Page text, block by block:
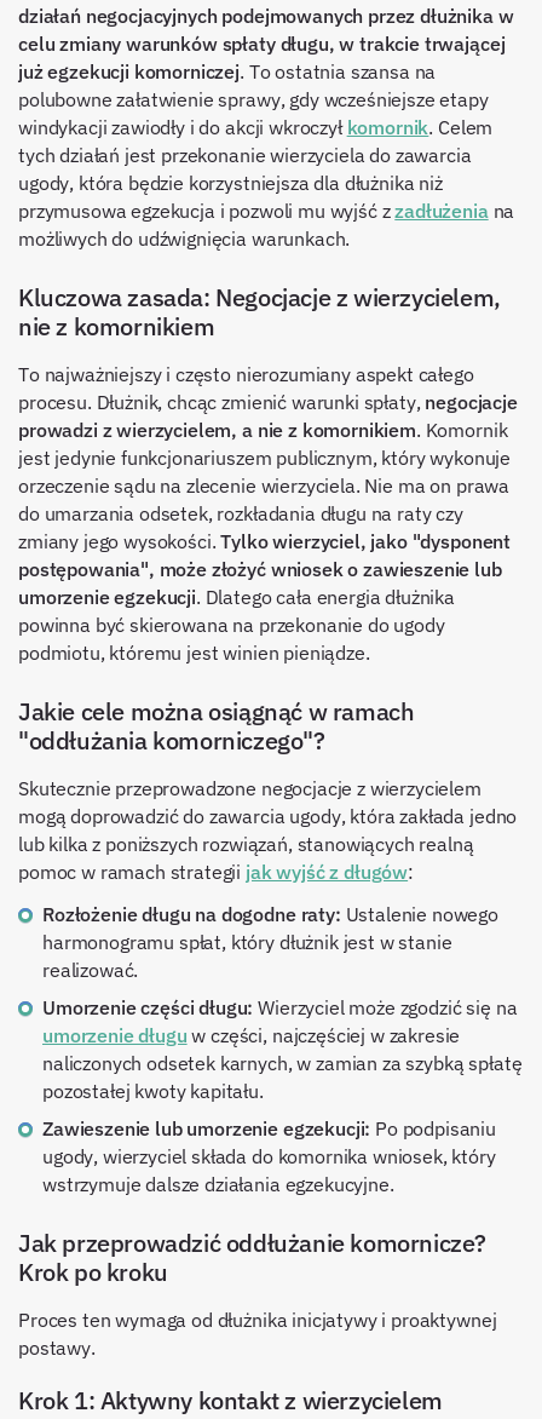
działań negocjacyjnych podejmowanych przez dłużnika w
celu zmiany warunków spłaty długu, w trakcie trwającej
już egzekucji komorniczej. To ostatnia szansa na
polubowne załatwienie sprawy, gdy wcześniejsze etapy
windykacji zawiodły i do akcji wkroczył komornik. Celem
tych działań jest przekonanie wierzyciela do zawarcia
ugody, która będzie korzystniejsza dla dłużnika niż
przymusowa egzekucja i pozwoli mu wyjść zzadłużeniana
możliwych do udźwignięcia warunkach.
Kluczowa zasada: Negocjacje z wierzycielem,
nie z komornikiem
To najważniejszy i często nierozumiany aspekt całego
procesu. Dłużnik, chcąc zmienić warunki spłaty, negocjacje
prowadzi z wierzycielem, a nie z komornikiem. Komornik
jest jedynie funkcjonariuszem publicznym, który wykonuje
orzeczenie sądu na zlecenie wierzyciela. Nie ma on prawa
do umarzania odsetek, rozkładania długu na raty czy
zmiany jego wysokości.Tylko wierzyciel, jako "dysponent
postępowania", może złożyć wniosek o zawieszenie lub
umorzenie egzekucji. Dlatego cała energia dłużnika
powinna być skierowana na przekonanie do ugody
podmiotu, któremu jest winien pieniądze.
Jakie cele można osiągnąć w ramach
"oddłużania komorniczego"?
Skutecznie przeprowadzone negocjacje z wierzycielem
mogą doprowadzić do zawarcia ugody, która zakłada jedno
lub kilka z poniższych rozwiązań, stanowiących realną
pomoc w ramach strategii jak wyjść z długów:
Rozłożenie długu na dogodne raty: Ustalenie nowego
harmonogramu spłat, który dłużnik jest w stanie
realizować.
Umorzenie części długu: Wierzyciel może zgodzić się na
umorzenie długu w części, najczęściej w zakresie
naliczonych odsetek karnych, w zamian za szybką spłatę
pozostałej kwoty kapitału.
Zawieszenie lub umorzenie egzekucji: Po podpisaniu
ugody, wierzyciel składa do komornika wniosek, który
wstrzymuje dalsze działania egzekucyjne.
Jak przeprowadzić oddłużanie komornicze?
Krok po kroku
Proces ten wymaga od dłużnika inicjatywy i proaktywnej
postawy.
Krok 1: Aktywny kontakt z wierzycielem